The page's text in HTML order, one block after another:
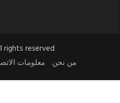
rights reserved
من نحن
معلومات